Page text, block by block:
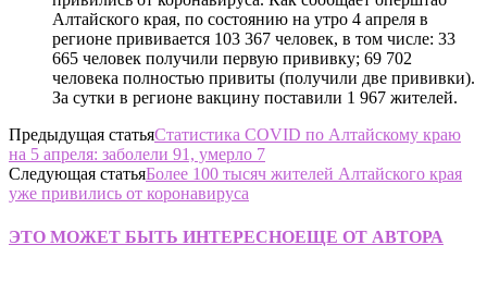
Алтайского края, по состоянию на утро 4 апреля в
регионе прививается 103 367 человек, в том числе: 33
665 человек получили первую прививку; 69 702
человека полностью привиты (получили две прививки).
За сутки в регионе вакцину поставили 1 967 жителей.
Предыдущая статьяСтатистика COVID по Алтайскому краю
на 5 апреля: заболели 91, умерло 7
Следующая статьяБолее 100 тысяч жителей Алтайского края
уже привились от коронавируса
ЭТО МОЖЕТ БЫТЬ ИНТЕРЕСНОЕЩЕ ОТ АВТОРА